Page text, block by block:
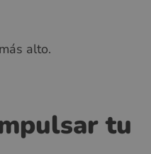
alto.
tu